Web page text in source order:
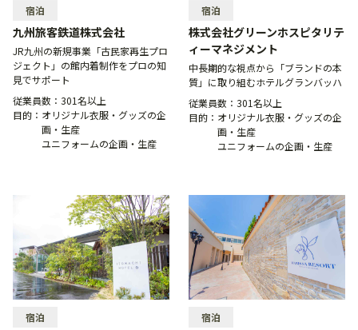
宿泊
九州旅客鉄道株式会社
JR九州の新規事業「古民家再生プロ
ジェクト」の館内着制作をプロの知
見でサポート
従業員数： 301名以上
目的： オリジナル衣服・グッズの企
画・生産
ユニフォームの企画・生産
宿泊
株式会社グリーンホスピタリテ
ィーマネジメント
中長期的な視点から「ブランドの本
質」に取り組むホテルグランバッハ
従業員数： 301名以上
目的： オリジナル衣服・グッズの企
画・生産
ユニフォームの企画・生産
宿泊 宿泊